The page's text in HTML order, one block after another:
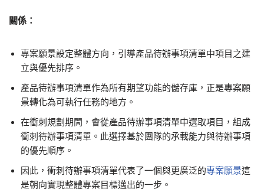
關係：
專案願景設定整體方向，引導產品待辦事項清單中項目之建
立與優先排序。
產品待辦事項清單作為所有期望功能的儲存庫，正是專案願
景轉化為可執行任務的地方。
在衝刺規劃期間，會從產品待辦事項清單中選取項目，組成
衝刺待辦事項清單。此選擇基於團隊的承載能力與待辦事項
的優先順序。
因此，衝刺待辦事項清單代表了一個與更廣泛的專案願景這
是朝向實現整體專案目標邁出的一步。